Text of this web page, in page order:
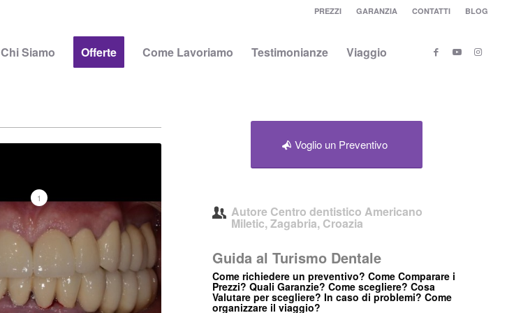
PREZZI GARANZIA CONTATTI BLOG
Chi Siamo Offerte Come Lavoriamo Testimonianze Viaggio
1
Voglio un Preventivo
Autore Centro dentistico Americano
Miletic, Zagabria, Croazia
Guida al Turismo Dentale
Come richiedere un preventivo? Come Comparare i
Prezzi? Quali Garanzie? Come scegliere? Cosa
Valutare per scegliere? In caso di problemi? Come
organizzare il viaggio?